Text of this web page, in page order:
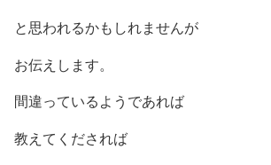
と思われるかもしれませんが
お伝えします。
間違っているようであれば
教えてくだされば